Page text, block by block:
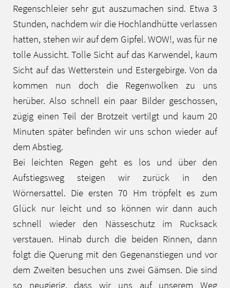
Regenschleier sehr gut auszumachen sind. Etwa 3
Stunden, nachdem wir die Hochlandhütte verlassen
hatten, stehen wir auf dem Gipfel. WOW!, was für ne
tolle Aussicht. Tolle Sicht auf das Karwendel, kaum
Sicht auf das Wetterstein und Estergebirge. Von da
kommen nun doch die Regenwolken zu uns
herüber. Also schnell ein paar Bilder geschossen,
zügig einen Teil der Brotzeit vertilgt und kaum 20
Minuten später befinden wir uns schon wieder auf
dem Abstieg.
Bei leichten Regen geht es los und über den
Aufstiegsweg steigen wir zurück in den
Wörnersattel. Die ersten 70 Hm tröpfelt es zum
Glück nur leicht und so können wir dann auch
schnell wieder den Nässeschutz im Rucksack
verstauen. Hinab durch die beiden Rinnen, dann
folgt die Querung mit den Gegenanstiegen und vor
dem Zweiten besuchen uns zwei Gämsen. Die sind
so neugierig, dass wir uns auf unserem Weg